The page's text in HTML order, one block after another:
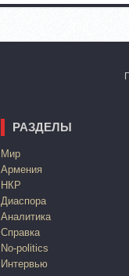
РАЗДЕЛЫ
Mир
Армения
НКР
Диаспора
Аналитика
Справка
No-politics
Интервью